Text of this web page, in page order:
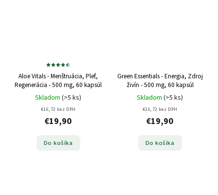
Aloe Vitals - Menštruácia, Pleť,
Regenerácia - 500 mg, 60 kapsúl
Skladom (>5 ks)
€16,72 bez DPH
€19,90
Do košíka
Green Essentials - Energia, Zdroj
živín - 500 mg, 60 kapsúl
Skladom (>5 ks)
€16,72 bez DPH
€19,90
Do košíka